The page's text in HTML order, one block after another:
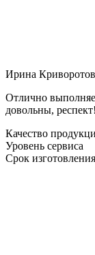
Ирина
Отлично
довольны,
Качество
Уровень сервиса
Срок изготовления